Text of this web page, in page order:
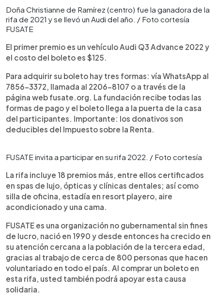
Doña Christianne de Ramírez (centro) fue la ganadora de la
rifa de 2021 y se llevó un Audi del año. / Foto cortesía
FUSATE
El primer premio es un vehículo Audi Q3 Advance 2022 y
el costo del boleto es $125.
Para adquirir su boleto hay tres formas: vía WhatsApp al
7856-3372, llamada al 2206-8107 o a través de la
página web fusate.org. La fundación recibe todas las
formas de pago y el boleto llega a la puerta de la casa
del participantes. Importante: los donativos son
deducibles del Impuesto sobre la Renta.
FUSATE invita a participar en su rifa 2022. / Foto cortesía
La rifa incluye 18 premios más, entre ellos certificados
en spas de lujo, ópticas y clínicas dentales; así como
silla de oficina, estadía en resort playero, aire
acondicionado y una cama.
FUSATE es una organización no gubernamental sin fines
de lucro, nació en 1990 y desde entonces ha crecido en
su atención cercana a la población de la tercera edad,
gracias al trabajo de cerca de 800 personas que hacen
voluntariado en todo el país. Al comprar un boleto en
esta rifa, usted también podrá apoyar esta causa
solidaria.